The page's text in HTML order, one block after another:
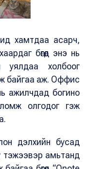
хамтдаа асарч,
бөгөөд энэ нь
уялдаа холбоог
байгаа аж. Оффис
ажилчдад богино
олгодог гэж
дэлхийн бусад
тэжээвэр амьтанд